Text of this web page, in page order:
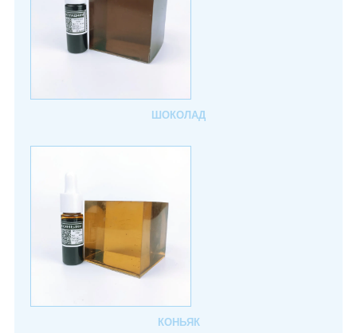
ШОКОЛАД
КОНЬЯК